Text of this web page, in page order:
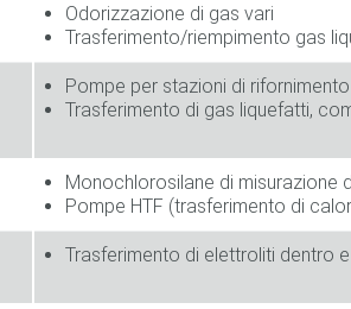
Odorizzazione di gas vari
Trasferimento/riempimento gas
Pompe per stazioni di
Trasferimento di gas liquefatti,
Monochlorosilane di misurazione
Pompe HTF (trasferimento di
Trasferimento di elettroliti dentro